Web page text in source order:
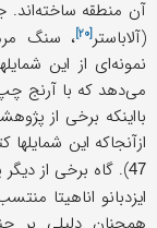
آن منطقه ساخته‌اند.
(آلاباستر[۲۰] ، سنگ
نمونه‌ای از این
می‌دهد که با آرنج چپ
بااینکه برخی از
ازآنجاکه این
47). گاه برخی از
ایزدبانو اناهیتا